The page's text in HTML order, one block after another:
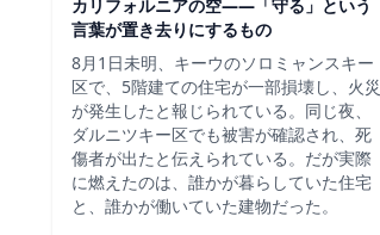
カリフォルニアの空——「守る」という
言葉が置き去りにするもの
8月1日未明、キーウのソロミャンスキー
区で、5階建ての住宅が一部損壊し、火災
が発生したと報じられている。同じ夜、
ダルニツキー区でも被害が確認され、死
傷者が出たと伝えられている。だが実際
に燃えたのは、誰かが暮らしていた住宅
と、誰かが働いていた建物だった。